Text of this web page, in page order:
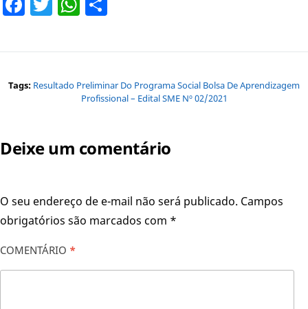
Tags: Resultado Preliminar Do Programa Social Bolsa De Aprendizagem
Profissional – Edital SME Nº 02/2021
Deixe um comentário
O seu endereço de e-mail não será publicado. Campos
obrigatórios são marcados com *
COMENTÁRIO *